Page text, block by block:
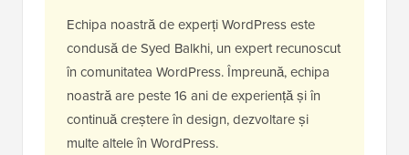
Echipa noastră de experți WordPress este
condusă de Syed Balkhi, un expert recunoscut
în comunitatea WordPress. Împreună, echipa
noastră are peste 16 ani de experiență și în
continuă creștere în design, dezvoltare și
multe altele în WordPress.